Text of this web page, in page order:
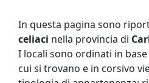
In questa pagina sono
celiaci nella provincia di
I locali sono ordinati in
cui si trovano e in corsivo